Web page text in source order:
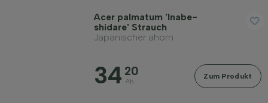
Acer palmatum 'Inabe-
shidare' Strauch
Japanischer ahorn
34 20
Ab
Zum Produkt